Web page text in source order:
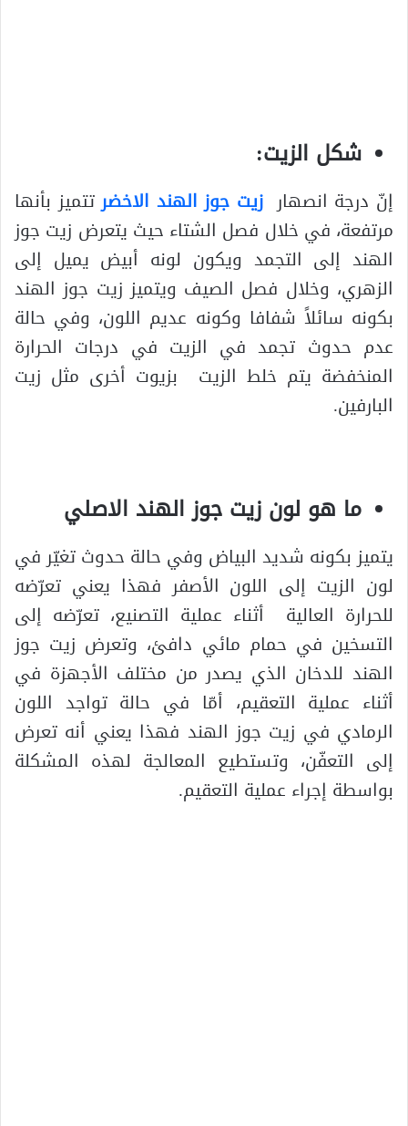
شكل الزيت:
إنّ درجة انصهارزيت جوز الهند الاخضرتتميز بأنها
مرتفعة، في خلال فصل الشتاء حيث يتعرض زيت جوز
الهند إلى التجمد ويكون لونه أبيض يميل إلى
الزهري، وخلال فصل الصيف ويتميز زيت جوز الهند
بكونه سائلاً شفافا وكونه عديم اللون، وفي حالة
عدم حدوث تجمد في الزيت في درجات الحرارة
المنخفضة يتم خلط الزيت بزيوت أخرى مثل زيت
البارفين.
ما هو لون زيت جوز الهند الاصلي
يتميز بكونه شديد البياض وفي حالة حدوث تغيّر في
لون الزيت إلى اللون الأصفر فهذا يعني تعرّضه
للحرارة العالية أثناء عملية التصنيع، تعرّضه إلى
التسخين في حمام مائي دافئ، وتعرض زيت جوز
الهند للدخان الذي يصدر من مختلف الأجهزة في
أثناء عملية التعقيم، أمّا في حالة تواجد اللون
الرمادي في زيت جوز الهند فهذا يعني أنه تعرض
إلى التعفّن، وتستطيع المعالجة لهذه المشكلة
بواسطة إجراء عملية التعقيم.